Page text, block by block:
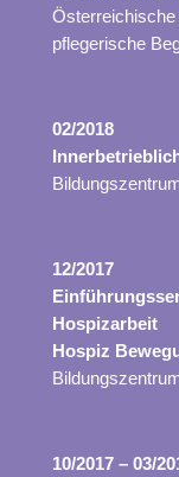
pflegerische
02/2018
12/2017
Hospizarbeit
Hospiz
10/2017 – 03/